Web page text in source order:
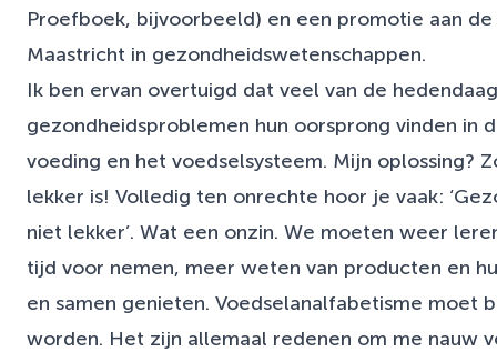
Proefboek, bijvoorbeeld) en een promotie aan
Maastricht in gezondheidswetenschappen.
Ik ben ervan overtuigd dat veel van de
gezondheidsproblemen hun oorsprong vinden in
voeding en het voedselsysteem. Mijn oplossing?
lekker is! Volledig ten onrechte hoor je vaak:
niet lekker’. Wat een onzin. We moeten weer
tijd voor nemen, meer weten van producten en
en samen genieten. Voedselanalfabetisme moet
worden. Het zijn allemaal redenen om me nauw